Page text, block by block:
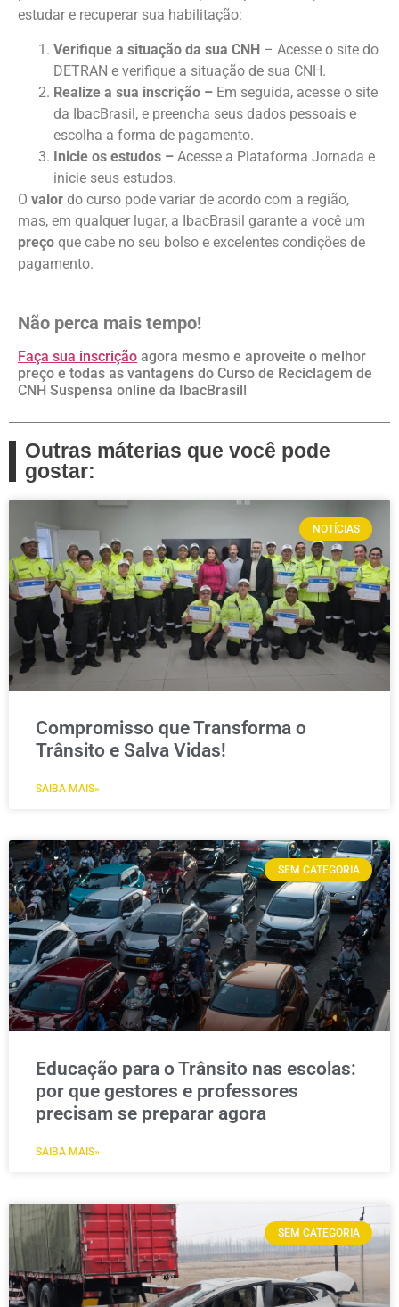
estudar e recuperar sua habilitação:
Verifique a situação da sua CNH – Acesse o site do
DETRAN e verifique a situação de sua CNH.
Realize a sua inscrição – Em seguida, acesse o site
da IbacBrasil, e preencha seus dados pessoais e
escolha a forma de pagamento.
Inicie os estudos – Acesse a Plataforma Jornada e
inicie seus estudos.
O valor do curso pode variar de acordo com a região,
mas, em qualquer lugar, a IbacBrasil garante a você um
preço que cabe no seu bolso e excelentes condições de
pagamento.
Não perca mais tempo!
Faça sua inscrição agora mesmo e aproveite o melhor
preço e todas as vantagens do Curso de Reciclagem de
CNH Suspensa online da IbacBrasil!
Outras máterias que você pode
gostar:
NOTÍCIAS
Compromisso que Transforma o
Trânsito e Salva Vidas!
SAIBA MAIS»
SEM CATEGORIA
Educação para o Trânsito nas escolas:
por que gestores e professores
precisam se preparar agora
SAIBA MAIS»
SEM CATEGORIA